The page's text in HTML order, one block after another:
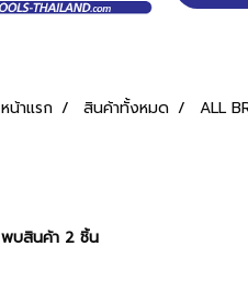
หน้าแรก สินค้าทั้งหมด ALL
พบสินค้า 2 ชิ้น